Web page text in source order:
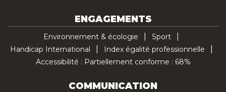
ENGAGEMENTS
Environnement & écologie
Sport
Handicap International
Index égalité professionnelle
Accessibilité : Partiellement conforme : 68%
COMMUNICATION